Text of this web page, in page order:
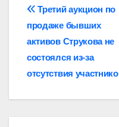
Навигация
по
записям
Третий аукцион по
продаже бывших
активов Струкова не
состоялся из-за
отсутствия